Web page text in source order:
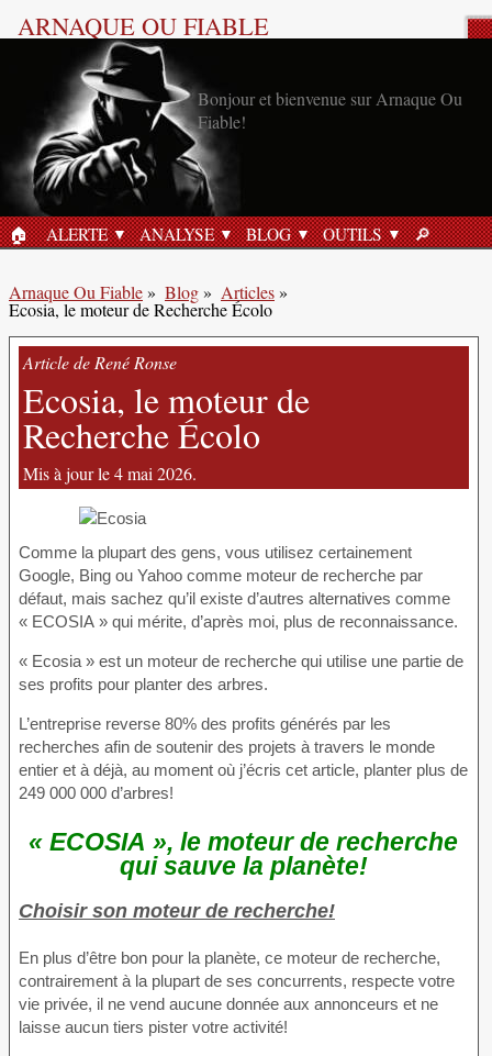
ARNAQUE OU FIABLE
ligne.
Bonjour et bienvenue sur Arnaque Ou
Fiable!
ACCUEIL
🏠︎ ALERTE ANALYSE BLOG OUTILS 🔎︎
Arnaque Ou Fiable» Blog» Articles»
Ecosia, le moteur de Recherche Écolo
Article de René Ronse
Ecosia, le moteur de
Recherche Écolo
Mis à jour le 4 mai 2026.
Comme la plupart des gens, vous utilisez certainement
Google, Bing ou Yahoo comme moteur de recherche par
défaut, mais sachez qu’il existe d’autres alternatives comme
« ECOSIA » qui mérite, d’après moi, plus de reconnaissance.
« Ecosia » est un moteur de recherche qui utilise une partie de
ses profits pour planter des arbres.
L’entreprise reverse 80% des profits générés par les
recherches afin de soutenir des projets à travers le monde
entier et à déjà, au moment où j’écris cet article, planter plus de
249 000 000 d’arbres!
« ECOSIA », le moteur de recherche
qui sauve la planète!
Choisir son moteur de recherche!
En plus d’être bon pour la planète, ce moteur de recherche,
contrairement à la plupart de ses concurrents, respecte votre
vie privée, il ne vend aucune donnée aux annonceurs et ne
laisse aucun tiers pister votre activité!